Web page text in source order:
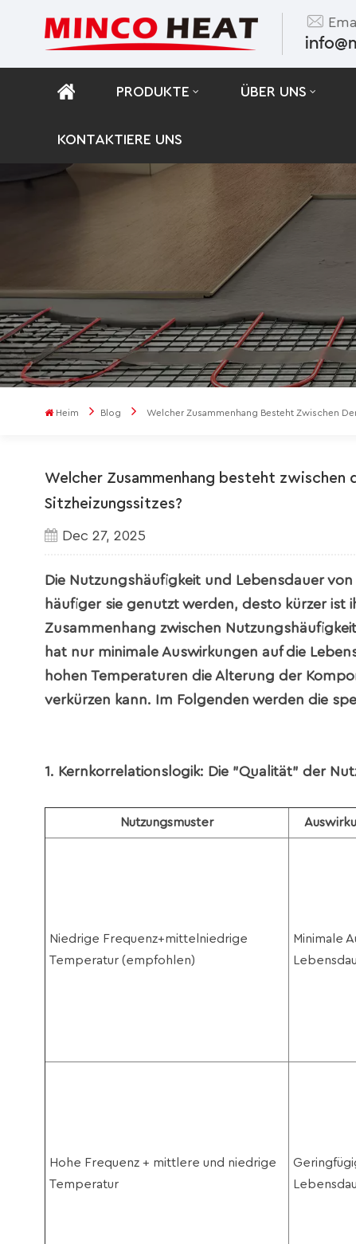
PRODUKTE ÜBER UNS
KONTAKTIERE UNS
Heim Blog Welcher Zusammenhang Besteht Zwischen
Welcher Zusammenhang besteht zwischen
Sitzheizungssitzes?
Dec 27, 2025
Die Nutzungshäufigkeit und Lebensdauer
häufiger sie genutzt werden, desto kürzer ist
Zusammenhang zwischen
hat nur minimale Auswirkungen auf die
hohen Temperaturen die Alterung der
verkürzen kann. Im Folgenden werden die
1. Kernkorrelationslogik: Die "Qualität" der
Nutzungsmuster
Niedrige Frequenz+mittelniedrige
Temperatur (empfohlen)
Minimale
Hohe Frequenz + mittlere und niedrige
Temperatur